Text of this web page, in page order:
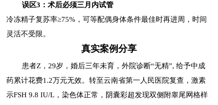
误区3：术后必须三月内试管
冷冻精子复苏率≥75%，可等配偶身体条件最佳时再进周，时间
灵活不受限。
真实案例分享
患者Z，29岁，婚后三年未育，外院诊断“无精”, 给予中成
药累计花费1.2万元无效。转至云南省第一人民医院复查，激素
示FSH 9.8 IU/L，染色体正常，阴囊彩超发现双侧附睾尾网格样